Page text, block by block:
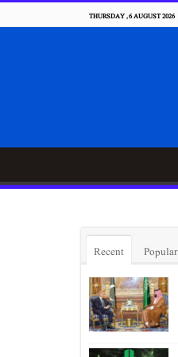
THURSDAY , 6 AUGUST 2026
Recent Popular